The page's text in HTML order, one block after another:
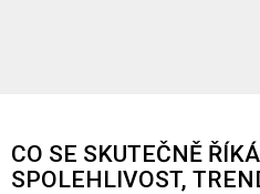
CO SE SKUTEČNĚ
SPOLEHLIVOST,